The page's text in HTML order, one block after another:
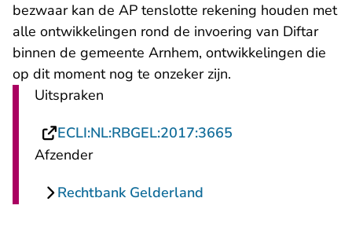
bezwaar kan de AP tenslotte rekening houden met
alle ontwikkelingen rond de invoering van Diftar
binnen de gemeente Arnhem, ontwikkelingen die
op dit moment nog te onzeker zijn.
Uitspraken
ECLI:NL:RBGEL:2017:3665
Afzender
Rechtbank Gelderland